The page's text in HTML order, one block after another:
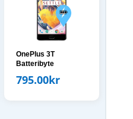
OnePlus 3T
Batteribyte
795.00kr